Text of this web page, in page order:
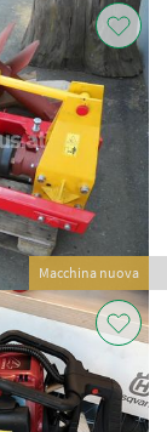
Macchina nuova